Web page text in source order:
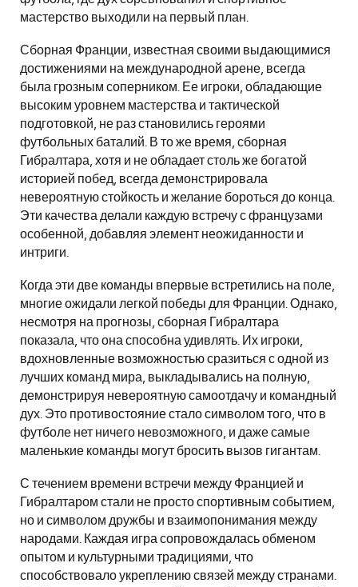
мастерство выходили на первый план.
Сборная Франции, известная своими выдающимися
достижениями на международной арене, всегда
была грозным соперником. Ее игроки, обладающие
высоким уровнем мастерства и тактической
подготовкой, не раз становились героями
футбольных баталий. В то же время, сборная
Гибралтара, хотя и не обладает столь же богатой
историей побед, всегда демонстрировала
невероятную стойкость и желание бороться до конца.
Эти качества делали каждую встречу с французами
особенной, добавляя элемент неожиданности и
интриги.
Когда эти две команды впервые встретились на поле,
многие ожидали легкой победы для Франции. Однако,
несмотря на прогнозы, сборная Гибралтара
показала, что она способна удивлять. Их игроки,
вдохновленные возможностью сразиться с одной из
лучших команд мира, выкладывались на полную,
демонстрируя невероятную самоотдачу и командный
дух. Это противостояние стало символом того, что в
футболе нет ничего невозможного, и даже самые
маленькие команды могут бросить вызов гигантам.
С течением времени встречи между Францией и
Гибралтаром стали не просто спортивным событием,
но и символом дружбы и взаимопонимания между
народами. Каждая игра сопровождалась обменом
опытом и культурными традициями, что
способствовало укреплению связей между странами.